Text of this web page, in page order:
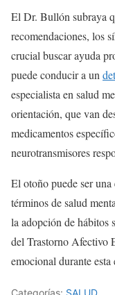
El Dr. Bullón subraya
recomendaciones, los
crucial buscar ayuda
puede conducir a un
especialista en salud
orientación, que van
medicamentos
neurotransmisores
El otoño puede ser
términos de salud
la adopción de hábitos
del Trastorno Afectivo
emocional durante esta